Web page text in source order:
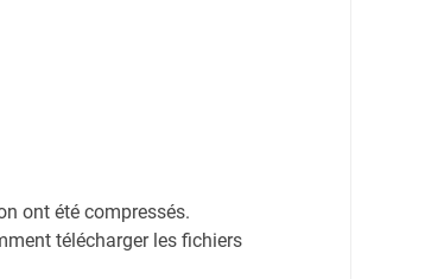
ont été compressés.
télécharger les fichiers